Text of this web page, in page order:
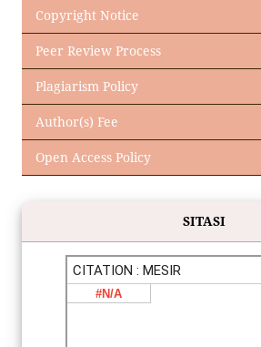
Copyright Notice
Peer Review Process
Plagiarism Policy
Author(s) Fee
Open Access Policy
SITASI